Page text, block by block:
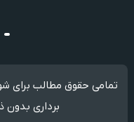
تمامی حقوق مطالب برای
برداری بدون